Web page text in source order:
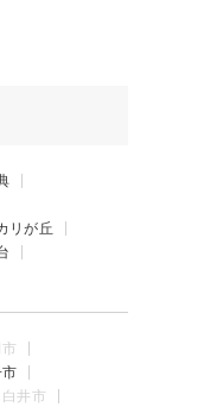
リが丘
白井市